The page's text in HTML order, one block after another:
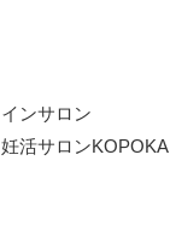
ンサロン
活サロンKOPOKA